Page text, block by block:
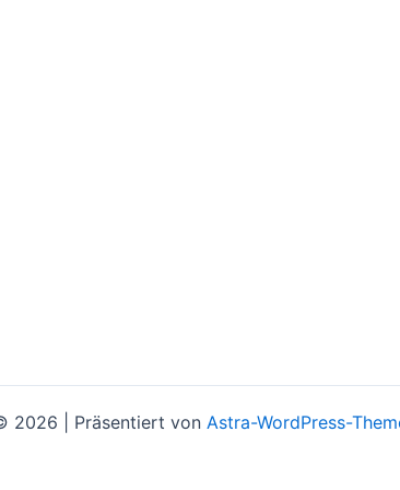
2026 | Präsentiert von Astra-WordPress-